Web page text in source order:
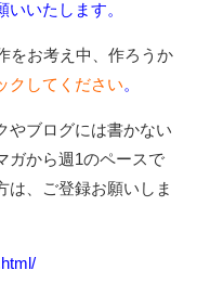
いいたします。
をお考え中、作ろうか
クしてください。
やブログには書かない
ガから週1のペースで
は、ご登録お願いしま